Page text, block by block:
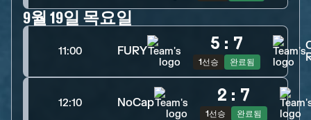
9월 19일 목요일
11:00 FURY 5 : 7
1선승 완료됨
12:10 NoCap 2 : 7
1선승 완료됨